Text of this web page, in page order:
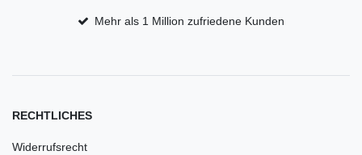
Mehr als 1 Million zufriedene Kunden
RECHTLICHES
Widerrufsrecht